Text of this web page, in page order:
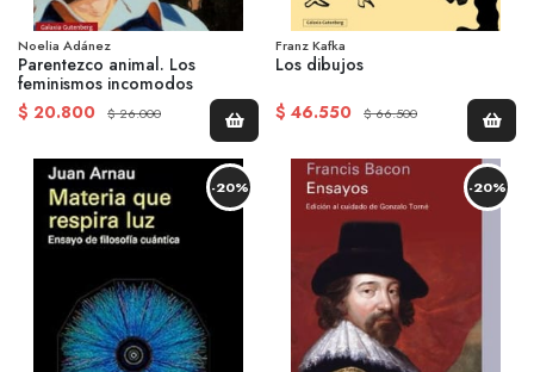
Noelia Adánez
Parentezco animal. Los
feminismos incomodos
$ 20.800
$ 26.000
Franz Kafka
Los dibujos
$ 46.550
$ 66.500
-20% -20%